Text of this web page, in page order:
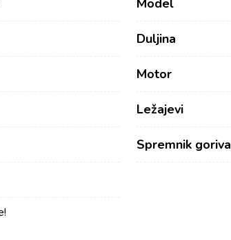
Model
Duljina
Motor
Ležajevi
Spremnik goriva
Usluge